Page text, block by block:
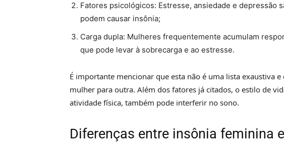
Fatores psicológicos: Estresse, ansiedade e depressão
podem causar insônia;
Carga dupla: Mulheres frequentemente acumulam
que pode levar à sobrecarga e ao estresse.
É importante mencionar que esta não é uma lista exaustiva
mulher para outra. Além dos fatores já citados, o estilo de
atividade física, também pode interferir no sono.
Diferenças entre insônia feminina